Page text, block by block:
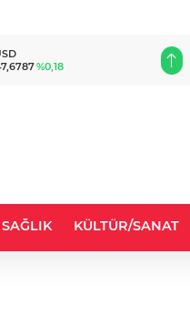
%0,32
SAĞLIK KÜLTÜR/SANAT